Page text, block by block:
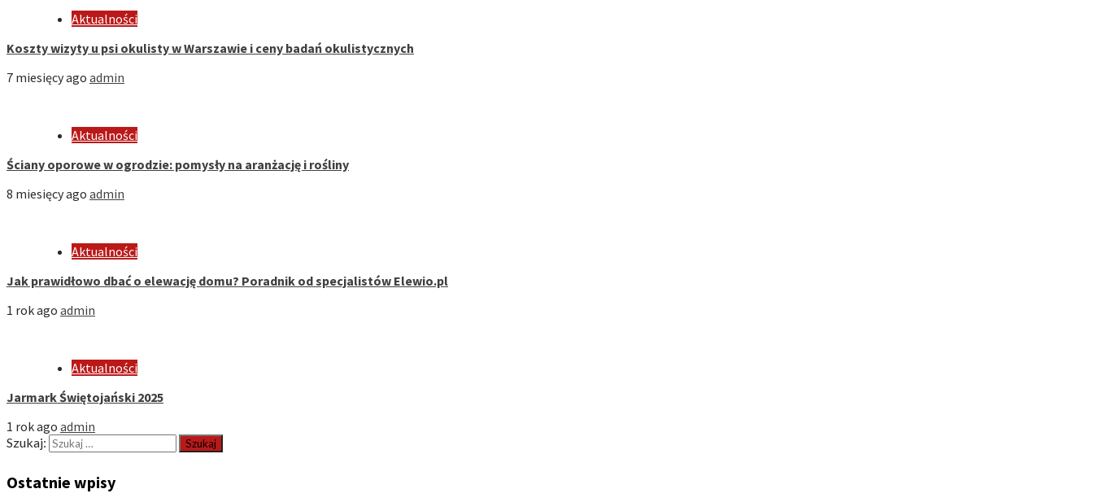
Aktualności
Koszty wizyty u psi okulisty w Warszawie i ceny badań okulistycznych
7 miesięcy ago admin
Aktualności
Ściany oporowe w ogrodzie: pomysły na aranżację i rośliny
8 miesięcy ago admin
Aktualności
Jak prawidłowo dbać o elewację domu? Poradnik od specjalistów Elewio.pl
1 rok ago admin
Aktualności
Jarmark Świętojański 2025
1 rok ago admin
Szukaj:
Ostatnie wpisy